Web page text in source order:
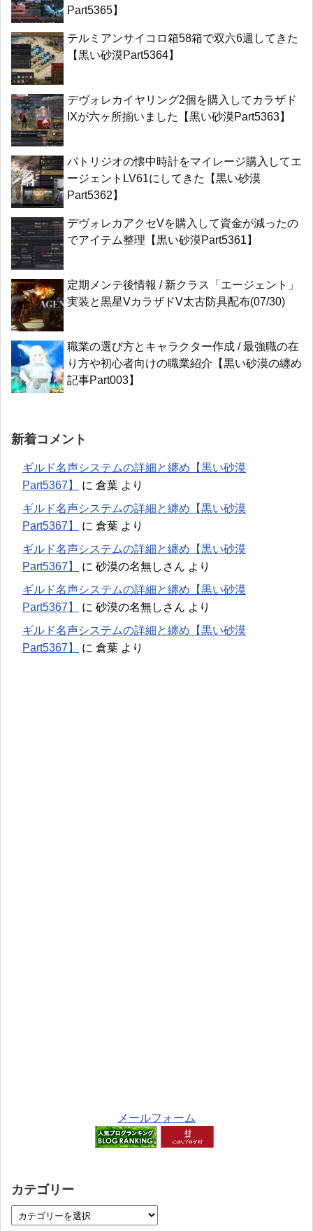
Part5365】
テルミアンサイコロ箱58箱で双六6週してきた
【黒い砂漠Part5364】
デヴォレカイヤリング2個を購入してカラザド
IXが六ヶ所揃いました【黒い砂漠Part5363】
パトリジオの懐中時計をマイレージ購入してエ
ージェントLV61にしてきた【黒い砂漠
Part5362】
デヴォレカアクセVを購入して資金が減ったの
でアイテム整理【黒い砂漠Part5361】
定期メンテ後情報 / 新クラス「エージェント」
実装と黒星VカラザドV太古防具配布(07/30)
職業の選び方とキャラクター作成 / 最強職の在
り方や初心者向けの職業紹介【黒い砂漠の纏め
記事Part003】
新着コメント
ギルド名声システムの詳細と纏め【黒い砂漠
Part5367】
に 倉葉 より
ギルド名声システムの詳細と纏め【黒い砂漠
Part5367】
に 倉葉 より
ギルド名声システムの詳細と纏め【黒い砂漠
Part5367】
に 砂漠の名無しさん より
ギルド名声システムの詳細と纏め【黒い砂漠
Part5367】
に 砂漠の名無しさん より
ギルド名声システムの詳細と纏め【黒い砂漠
Part5367】
に 倉葉 より
メールフォーム
カテゴリー